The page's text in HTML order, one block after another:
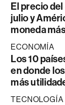
El precio
julio y
moneda
ECONOMÍA
Los 10
en donde
más
TECNOLOGÍA